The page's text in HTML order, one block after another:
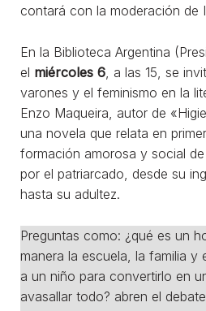
contará con la moderación de
En la Biblioteca Argentina
el miércoles 6, a las 15, se
varones y el feminismo en la
Enzo Maqueira, autor de
una novela que relata en
formación amorosa y social
por el patriarcado, desde su
hasta su adultez.
Preguntas como: ¿qué es un
manera la escuela, la familia y
a un niño para convertirlo en
avasallar todo? abren el